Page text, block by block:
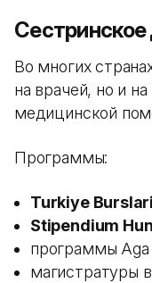
Во многих
на врачей, но и
медицинской
Программы:
Turkiye Burslari
Stipendium
программы Aga
магистратуры